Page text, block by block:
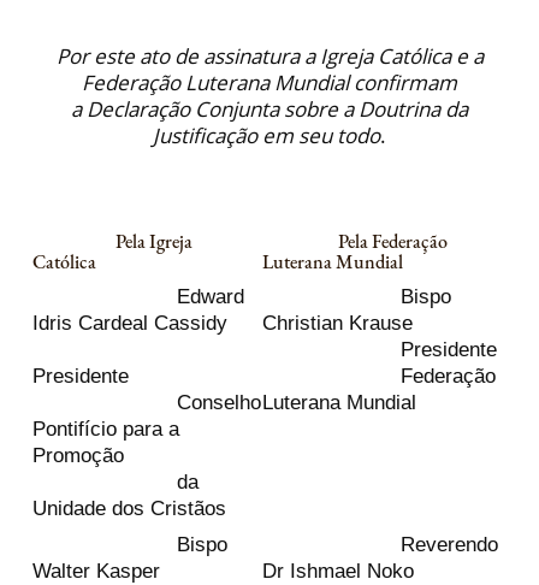
Por este ato de assinatura a Igreja Católica e a
Federação Luterana Mundial confirmam
a Declaração Conjunta sobre a Doutrina da
Justificação em seu todo.
Pela Igreja
Católica
Pela Federação
Luterana Mundial
Edward
Idris Cardeal Cassidy
Presidente
Conselho
Pontifício para a
Promoção
da
Unidade dos Cristãos
Bispo
Christian Krause
Presidente
Federação
Luterana Mundial
Bispo
Walter Kasper
Reverendo
Dr Ishmael Noko